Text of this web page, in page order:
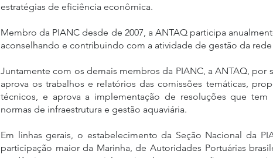
estratégias de eficiência econômica.
Membro da PIANC desde de 2007, a ANTAQ participa
aconselhando e contribuindo com a atividade de gestão da
Juntamente com os demais membros da PIANC, a ANTAQ, por
aprova os trabalhos e relatórios das comissões temáticas,
técnicos, e aprova a implementação de resoluções que
normas de infraestrutura e gestão aquaviária.
Em linhas gerais, o estabelecimento da Seção Nacional da
participação maior da Marinha, de Autoridades Portuárias